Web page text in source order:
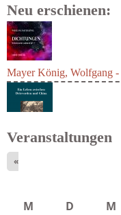
Neu erschienen:
Mayer König, Wolfgang -
Veranstaltungen
«
M D M